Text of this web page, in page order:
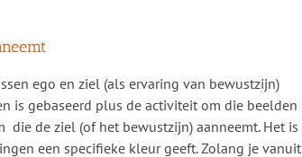
ego en ziel (als ervaring van bewustzijn)
is gebaseerd plus de activiteit om die beelden
de ziel (of het bewustzijn) aanneemt. Het is
een specifieke kleur geeft. Zolang je vanuit